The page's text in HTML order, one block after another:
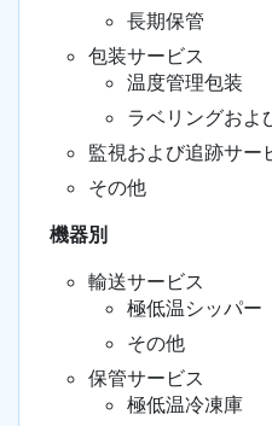
長期保管
包装サービス
温度管理包装
ラベリングおよ
監視および追跡サー
その他
機器別
輸送サービス
極低温シッパー
その他
保管サービス
極低温冷凍庫